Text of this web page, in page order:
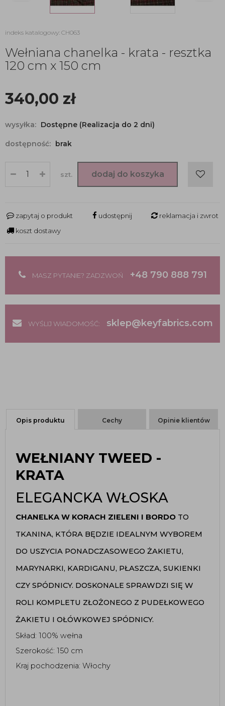
indeks katalogowy: CH063
Wełniana chanelka - krata - resztka
120 cm x 150 cm
340,00 zł
wysyłka: Dostępne (Realizacja do 2 dni)
dostępność: brak
szt. dodaj do koszyka
zapytaj o produkt udostępnij
reklamacja i zwrot
koszt dostawy
MASZ PYTANIE? ZADZWOŃ +48 790 888 791
WYŚLIJ WIADOMOŚĆ: sklep@keyfabrics.com
Opis produktu Cechy Opinie klientów
WEŁNIANY TWEED -
KRATA
ELEGANCKA WŁOSKA
CHANELKA W KORACH ZIELENI I BORDO TO
TKANINA, KTÓRA BĘDZIE IDEALNYM WYBOREM
DO USZYCIA PONADCZASOWEGO ŻAKIETU,
MARYNARKI, KARDIGANU, PŁASZCZA, SUKIENKI
CZY SPÓDNICY. DOSKONALE SPRAWDZI SIĘ W
ROLI KOMPLETU ZŁOŻONEGO Z PUDEŁKOWEGO
ŻAKIETU I OŁÓWKOWEJ SPÓDNICY.
Skład: 100% wełna
Szerokość: 150 cm
Kraj pochodzenia: Włochy